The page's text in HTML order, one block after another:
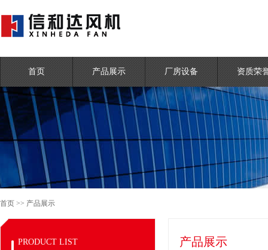
首页 产品展示 厂房设备 资质荣
首页 >> 产品展示
PRODUCT LIST 产品展示